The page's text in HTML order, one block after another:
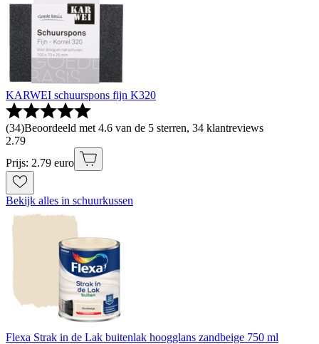
KARWEI schuurspons fijn K320
(34)Beoordeeld met 4.6 van de 5 sterren, 34 klantreviews
2.79
Prijs: 2.79 euro
Bekijk alles in schuurkussen
Flexa Strak in de Lak buitenlak hoogglans zandbeige 750 ml